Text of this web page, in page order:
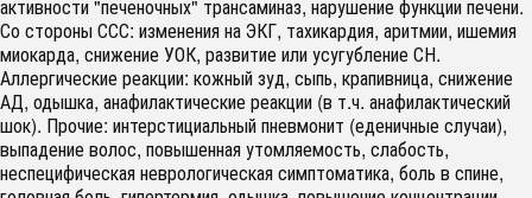
активности "печеночных" трансаминаз, нарушение функции печени.
Со стороны ССС: изменения на ЭКГ, тахикардия, аритмии, ишемия
миокарда, снижение УОК, развитие или усугубление СН.
Аллергические реакции: кожный зуд, сыпь, крапивница, снижение
АД, одышка, анафилактические реакции (в т.ч. анафилактический
шок). Прочие: интерстициальный пневмонит (еденичные случаи),
выпадение волос, повышенная утомляемость, слабость,
неспецифическая неврологическая симптоматика, боль в спине,